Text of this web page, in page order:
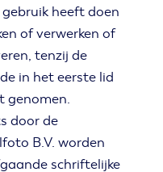
heeft doen
of verwerken of
tenzij de
in het eerste lid
genomen.
door de
B.V. worden
schriftelijke